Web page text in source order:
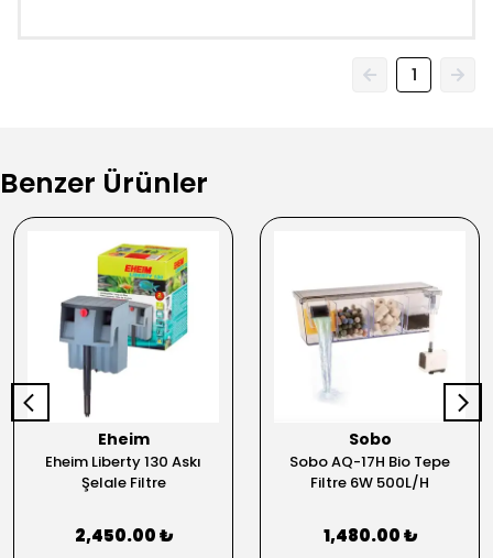
1
Benzer Ürünler
Eheim
Eheim Liberty 130 Askı
Şelale Filtre
2,450.00 ₺
Sobo
Sobo AQ-17H Bio Tepe
Filtre 6W 500L/H
1,480.00 ₺